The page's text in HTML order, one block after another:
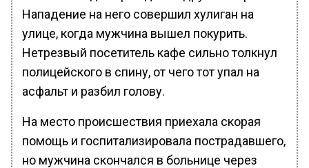
Нападение на него совершил хулиган на
улице, когда мужчина вышел покурить.
Нетрезвый посетитель кафе сильно толкнул
полицейского в спину, от чего тот упал на
асфальт и разбил голову.
На место происшествия приехала скорая
помощь и госпитализировала пострадавшего,
но мужчина скончался в больнице через